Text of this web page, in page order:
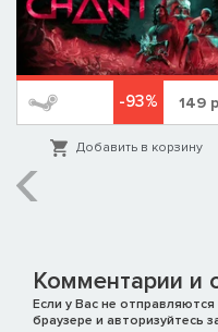
-93% 149 р
Добавить в корзину
Комментарии и
Если у Вас не
браузере и авторизуйтесь